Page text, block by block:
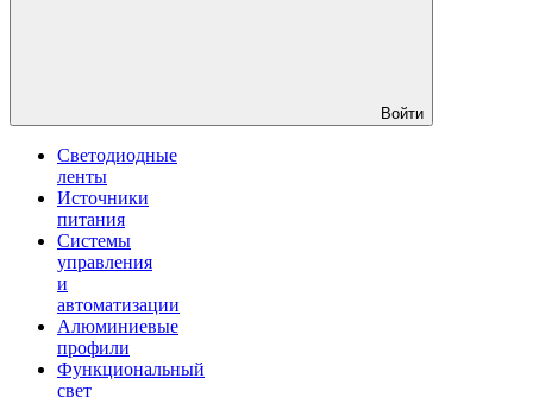
Войти
Светодиодные
ленты
Источники
питания
Системы
управления
и
автоматизации
Алюминиевые
профили
Функциональный
свет